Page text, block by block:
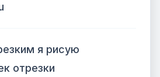
я рисую
отрезки